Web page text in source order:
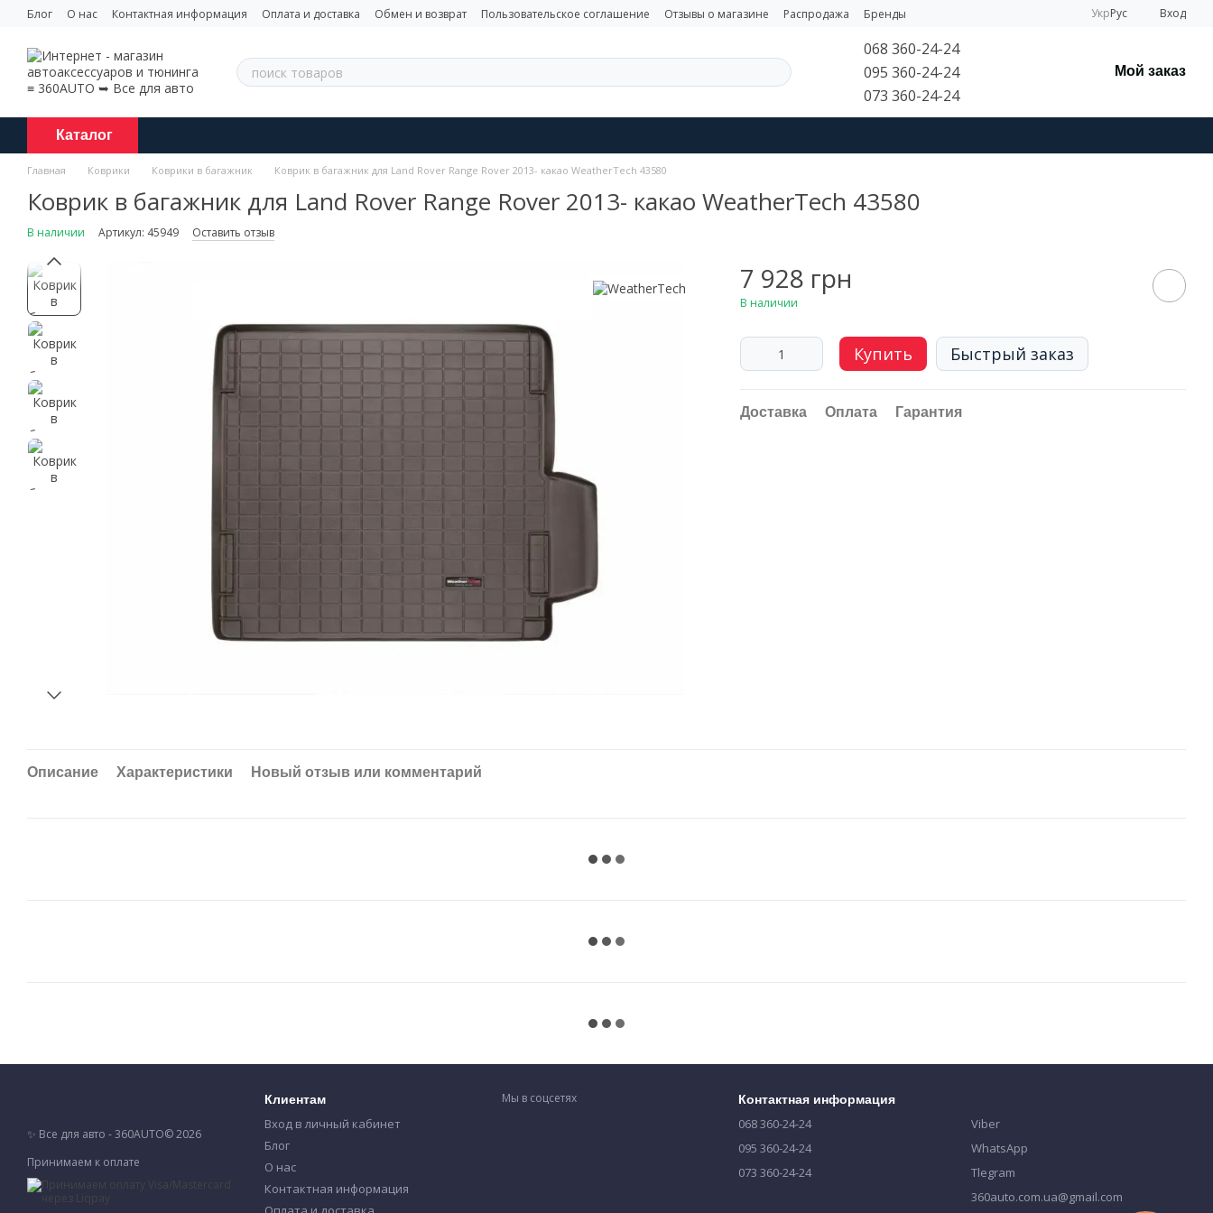
Перейти к основному контенту
Блог О нас Контактная информация Оплата и доставка Обмен и возврат Пользовательское соглашение Отзывы о магазине Распродажа Бренды УкрРус Вход
068 360-24-24
095 360-24-24
073 360-24-24
Мой заказ
Каталог
Главная Коврики Коврики в багажник Коврик в багажник для Land Rover Range Rover 2013- какао WeatherTech 43580
Коврик в багажник для Land Rover Range Rover 2013- какао WeatherTech 43580
В наличии Артикул: 45949 Оставить отзыв
7 928 грн
В наличии
Купить Быстрый заказ
Доставка Оплата Гарантия
Описание Характеристики Новый отзыв или комментарий
✨ Все для авто - 360AUTO© 2026
Принимаем к оплате
Клиентам
Вход в личный кабинет
Блог
О нас
Контактная информация
Мы в соцсетях Контактная информация
068 360-24-24
095 360-24-24
073 360-24-24
Viber
WhatsApp
Tlegram
360auto.com.ua@gmail.com